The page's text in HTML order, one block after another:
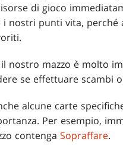
di gioco
i nostri punti vita, perché
il nostro mazzo è molto
se effettuare scambi
alcune carte
Per esempio,
contengaSopraffare.